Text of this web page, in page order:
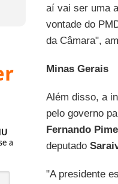
a
aí vai ser uma
vontade do
da Câmara",
Minas Gerais
Além disso, a
pelo governo
Fernando
deputado
"A presidente